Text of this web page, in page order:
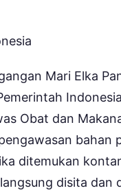
Mari Elka
Obat dan
bahan
ditemukan
disita dan